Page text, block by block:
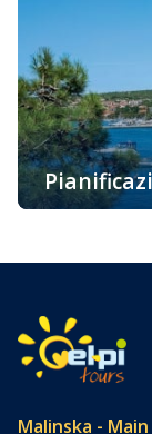
soleggiata, la
destinazioni
variegata
momento
ci sono
andare
ci sono quelli
non sono […]
Malinska -